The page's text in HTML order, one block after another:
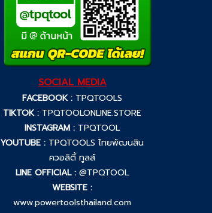
SOCIAL MEDIA
FACEBOOK : TPQTOOLS
TIKTOK : TPQTOOLONLINE.STORE
INSTAGRAM : TPQTOOL
YOUTUBE : TPQTOOLS ไทยพัฒนสิน
ควอลิตี้ ทูลส์
LINE OFFICIAL : @TPQTOOL
WEBSITE :
www.powertoolsthailand.com